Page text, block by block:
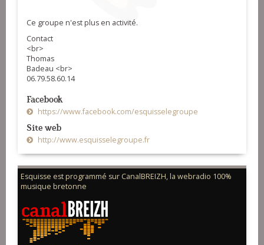
Ce groupe n'est plus en activité.
Contact
<br>
Thomas
Badeau <br>
06.79.58.60.14
Facebook
https://www.facebook.com/esquisselegroupe
Site web
http://www.esquisselegroupe.fr
Esquisse est programmé sur CanalBREIZH, la webradio 100%
musique bretonne